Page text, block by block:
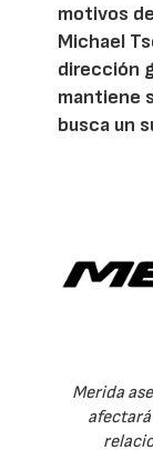
motivos
Michael
dirección
mantiene
busca un
Merida